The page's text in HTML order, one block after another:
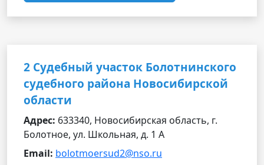
2 Судебный участок Болотнинского
судебного района Новосибирской
области
Адрес: 633340, Новосибирская область, г.
Болотное, ул. Школьная, д. 1 А
Email: bolotmoersud2@nso.ru